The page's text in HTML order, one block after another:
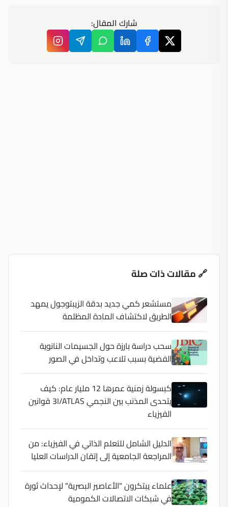
شارك المقال:
🔗 مقالات ذات صلة
مستشعر كمي جديد بدقة الزيبتوجول يمهد
الطريق لاكتشاف المادة المظلمة
سحب دراسة بارزة حول الجسيمات النانوية
الفضية بسبب تلاعب وتداخل في الصور
كبسولة زمنية عمرها 12 مليار عام: كيف
يتحدى المذنب بين النجمي 3I/ATLAS قوانين
الفيزياء
الدليل الشامل للتعلم الذاتي في الفيزياء: من
المراجعة الجامعية إلى إتقان الدراسات العليا
علماء يبتكرون "الأعاصير البصرية" لإحداث ثورة
في شبكات الاتصالات الكمومية